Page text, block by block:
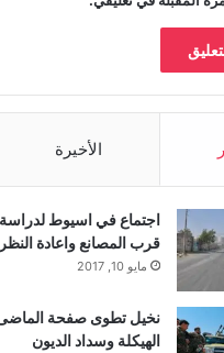
الأخيرة
اجتماع في اسيوط
قرب المصانع واعادة
مايو 10, 2017
نخيل تطوى صفحة
الهيكلة وسداد الديون